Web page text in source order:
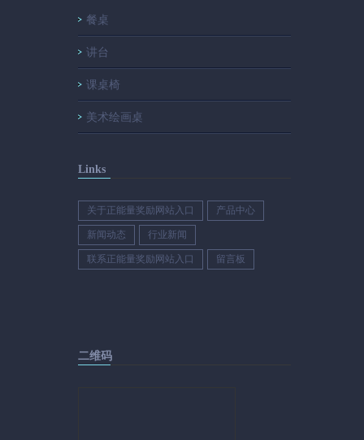
餐桌
讲台
课桌椅
美术绘画桌
Links
关于正能量奖励网站入口 产品中心
新闻动态 行业新闻
联系正能量奖励网站入口 留言板
二维码